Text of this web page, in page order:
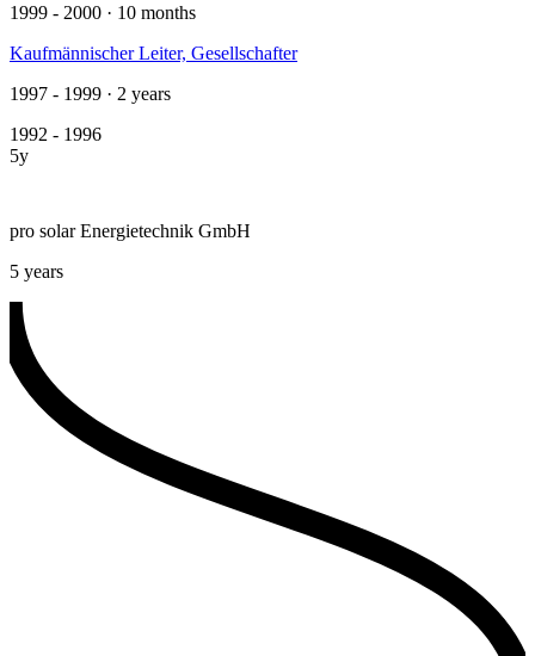
1999 - 2000 · 10 months
Kaufmännischer Leiter, Gesellschafter
1997 - 1999 · 2 years
1992 - 1996
5y
pro solar Energietechnik GmbH
5 years